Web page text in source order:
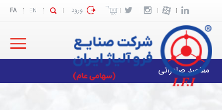
ورود EN
FA
مقاصد صادراتی